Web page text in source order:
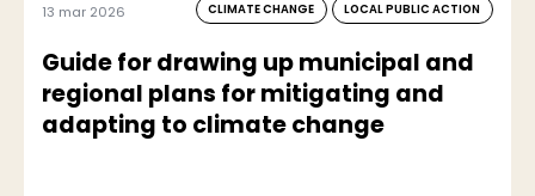
13 mar 2026 CLIMATE CHANGE LOCAL PUBLIC ACTION
Guide for drawing up municipal and
regional plans for mitigating and
adapting to climate change